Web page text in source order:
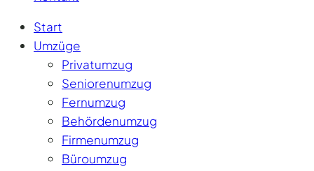
Start
Umzüge
Privatumzug
Seniorenumzug
Fernumzug
Behördenumzug
Firmenumzug
Büroumzug